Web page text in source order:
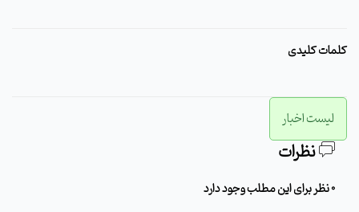
کلمات کلیدی
لیست اخبار
نظرات
0 نظر برای این مطلب وجود دارد